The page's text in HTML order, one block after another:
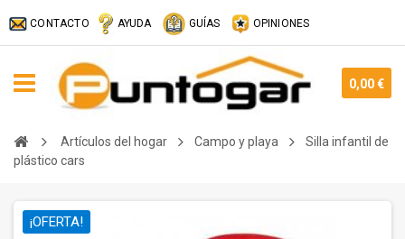
CONTACTO AYUDA GUÍAS OPINIONES
0,00 €
Artículos del hogar Campo y playa
Silla infantil de
plástico cars
¡OFERTA!